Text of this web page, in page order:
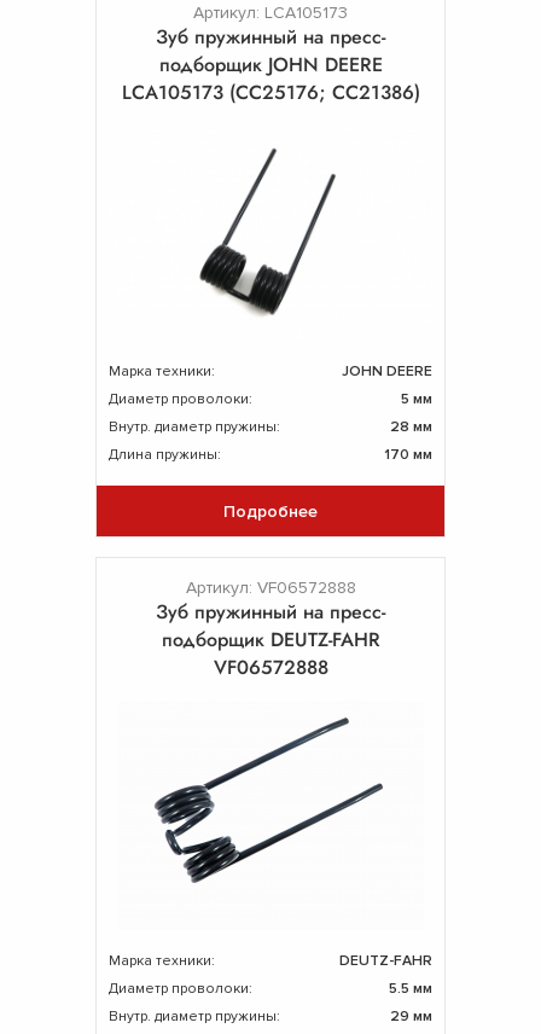
Артикул: LCA105173
Зуб пружинный на пресс-
подборщик JOHN DEERE
LCA105173 (СС25176; CC21386)
Марка техники:
JOHN DEERE
Диаметр проволоки:
5 мм
Внутр. диаметр пружины:
28 мм
Длина пружины:
170 мм
Подробнее
Артикул: VF06572888
Зуб пружинный на пресс-
подборщик DEUTZ-FAHR
VF06572888
Марка техники:
DEUTZ-FAHR
Диаметр проволоки:
5.5 мм
Внутр. диаметр пружины:
29 мм